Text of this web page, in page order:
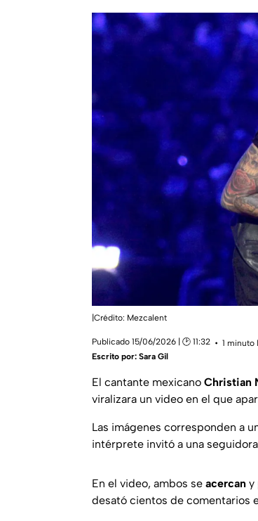
|Crédito: Mezcalent
Publicado 15/06/2026 | 🕑 11:32
1 minuto
Escrito por: Sara Gil
El cantante mexicano Christian
viralizara un video en el que
Las imágenes corresponden a
intérprete invitó a una
En el video, ambos se acercan y
desató cientos de comentarios